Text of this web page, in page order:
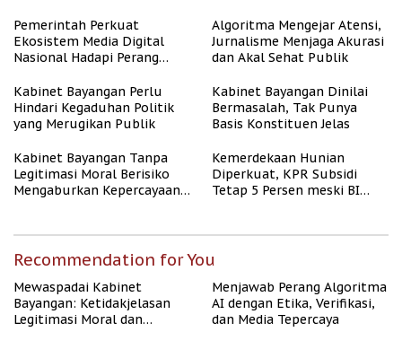
Berpenghasilan Rendah
Pemerintah Perkuat
Ekosistem Media Digital
Nasional Hadapi Perang
Algoritma Mengejar Atensi,
Jurnalisme Menjaga Akurasi
dan Akal Sehat Publik
Kabinet Bayangan Perlu
Hindari Kegaduhan Politik
yang Merugikan Publik
Kabinet Bayangan Dinilai
Bermasalah, Tak Punya
Basis Konstituen Jelas
Kabinet Bayangan Tanpa
Legitimasi Moral Berisiko
Mengaburkan Kepercayaan
Kemerdekaan Hunian
Diperkuat, KPR Subsidi
Tetap 5 Persen meski BI
Recommendation for You
Mewaspadai Kabinet
Bayangan: Ketidakjelasan
Legitimasi Moral dan
Menjawab Perang Algoritma
AI dengan Etika, Verifikasi,
dan Media Tepercaya